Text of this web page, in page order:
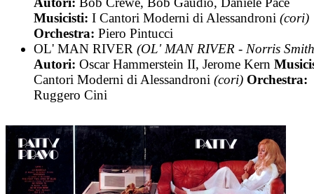
Musicisti: I Cantori Moderni di Alessandroni (cori)
Orchestra: Piero Pintucci
OL' MAN RIVER (OL' MAN RIVER - Norris
Autori: Oscar Hammerstein II, Jerome Kern
Cantori Moderni di Alessandroni (cori) Orchestra:
Ruggero Cini